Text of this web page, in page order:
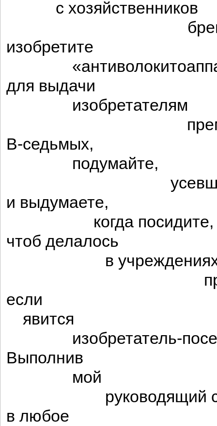
с хозяйственников
бремя
изобретите
для выдачи
изобретателям
В-седьмых,
подумайте,
усевшись на
и выдумаете,
когда посидите,
чтоб делалось
в
если
явится
изобретатель-
Выполнив
мой
руководящий
в любое